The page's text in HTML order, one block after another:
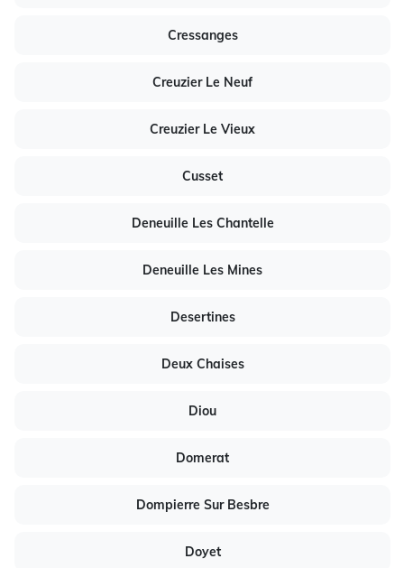
Cressanges
Creuzier Le Neuf
Creuzier Le Vieux
Cusset
Deneuille Les Chantelle
Deneuille Les Mines
Desertines
Deux Chaises
Diou
Domerat
Dompierre Sur Besbre
Doyet